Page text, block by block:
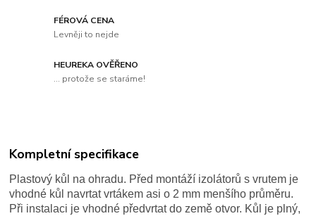
FÉROVÁ CENA
Levněji to nejde
HEUREKA OVĚŘENO
... protože se staráme!
Kompletní specifikace
Plastový kůl na ohradu. Před montáží izolátorů s vrutem je
vhodné kůl navrtat vrtákem asi o 2 mm menšího průměru.
Při instalaci je vhodné předvrtat do země otvor. Kůl je plný,